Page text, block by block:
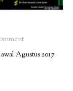
Agustus 2017